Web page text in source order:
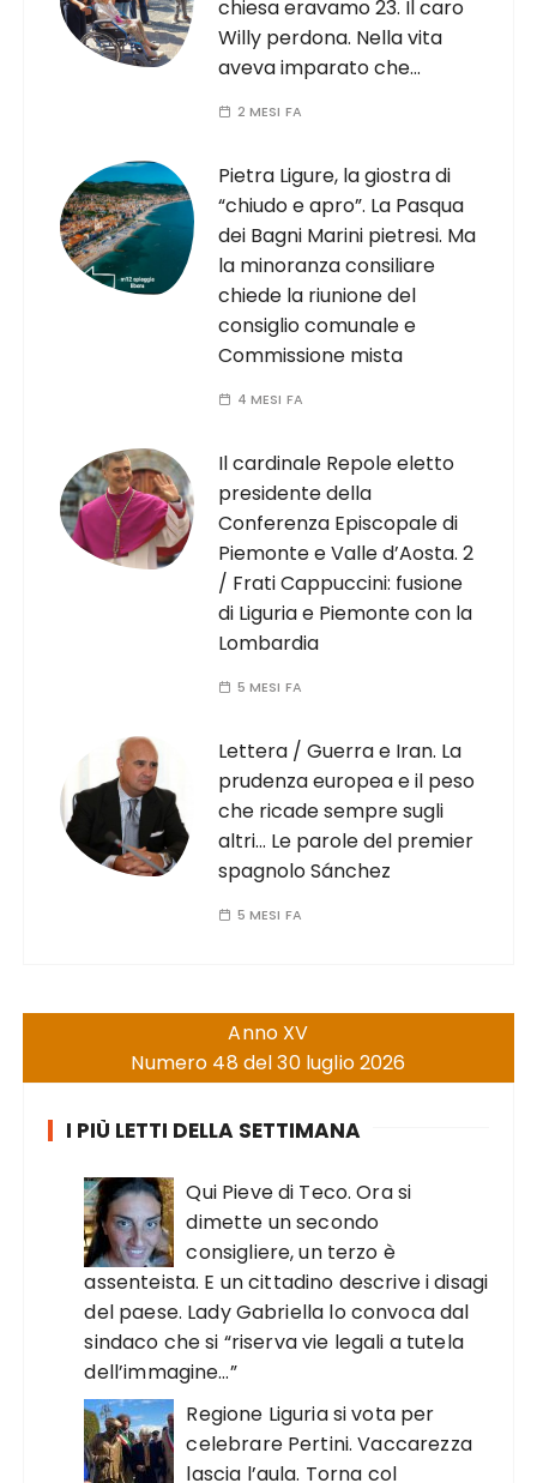
chiesa eravamo 23. Il caro
Willy perdona. Nella vita
aveva imparato che…
2 MESI FA
Pietra Ligure, la giostra di
“chiudo e apro”. La Pasqua
dei Bagni Marini pietresi. Ma
la minoranza consiliare
chiede la riunione del
consiglio comunale e
Commissione mista
4 MESI FA
Il cardinale Repole eletto
presidente della
Conferenza Episcopale di
Piemonte e Valle d’Aosta. 2
/ Frati Cappuccini: fusione
di Liguria e Piemonte con la
Lombardia
5 MESI FA
Lettera / Guerra e Iran. La
prudenza europea e il peso
che ricade sempre sugli
altri… Le parole del premier
spagnolo Sánchez
5 MESI FA
Anno XV
Numero 48 del 30 luglio 2026
I PIÙ LETTI DELLA SETTIMANA
Qui Pieve di Teco. Ora si
dimette un secondo
consigliere, un terzo è
assenteista. E un cittadino descrive i disagi
del paese. Lady Gabriella lo convoca dal
sindaco che si “riserva vie legali a tutela
dell’immagine…”
Regione Liguria si vota per
celebrare Pertini. Vaccarezza
lascia l’aula. Torna col